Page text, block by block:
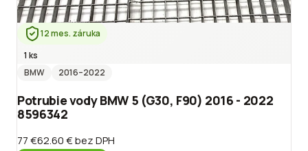
12 mes. záruka
1 ks
BMW
2016–2022
Potrubie vody BMW 5 (G30, F90) 2016 - 2022
8596342
77 €62.60 €bez DPH